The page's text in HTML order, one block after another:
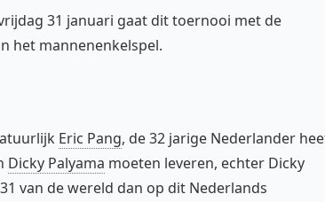
31 januari gaat dit toernooi met de
het mannenenkelspel.
Eric Pang, de 32 jarige Nederlander
Dicky Palyama moeten leveren, echter Dicky
van de wereld dan op dit Nederlands